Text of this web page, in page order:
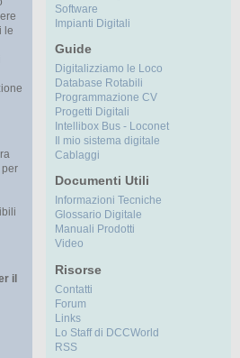
le
per
il
Software
Impianti Digitali
Guide
Digitalizziamo le Loco
Database Rotabili
Programmazione CV
Progetti Digitali
Intellibox Bus - Loconet
Il mio sistema digitale
Cablaggi
Documenti Utili
Informazioni Tecniche
Glossario Digitale
Manuali Prodotti
Video
Risorse
Contatti
Forum
Links
Lo Staff di DCCWorld
RSS